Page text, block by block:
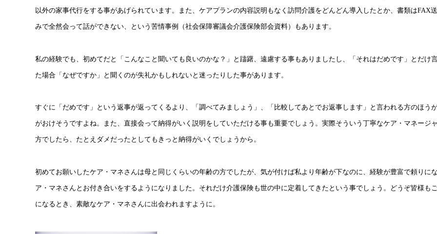
以外の家事代行をする事があげられています。また、ケアプランの内容説明もなく訪問介護をどんどん導入したとか、書類はFAX
みで全然会って話ができない、という苦情事例（社会保障審議会介護保険部会資料）もあります。
私の経験でも、初めてだと「こんなこと聞いても良いのかな？」と躊躇、遠慮する事もありましたし、「それはだめです」とだけ
た場合「なぜですか」と聞くのが失礼かもしれないと迷ったりした事があります。
すぐに「だめです」という返事が返ってくるより、「調べてみましょう」、「比較してあとでお返事します」と言われる方のほう
がおけそうですよね。また、直接会って納得がいく説明をしていただける事も重要でしょう。実際そういう丁寧なケア・マネージ
方でしたら、たとえダメだったとしてもきっと納得がいくでしょうから。
初めてお願いしたケア・マネさんは母と同じくらいの年齢の方でしたが、気が付けば私より年齢が下なのに、経験が豊富で頼りに
ア・マネさんとお付き合いをするようになりました。それだけ介護保険も世の中に定着してきたという事でしょう。どうぞ皆様も
になるとき、素敵なケア・マネさんに出会われますように。